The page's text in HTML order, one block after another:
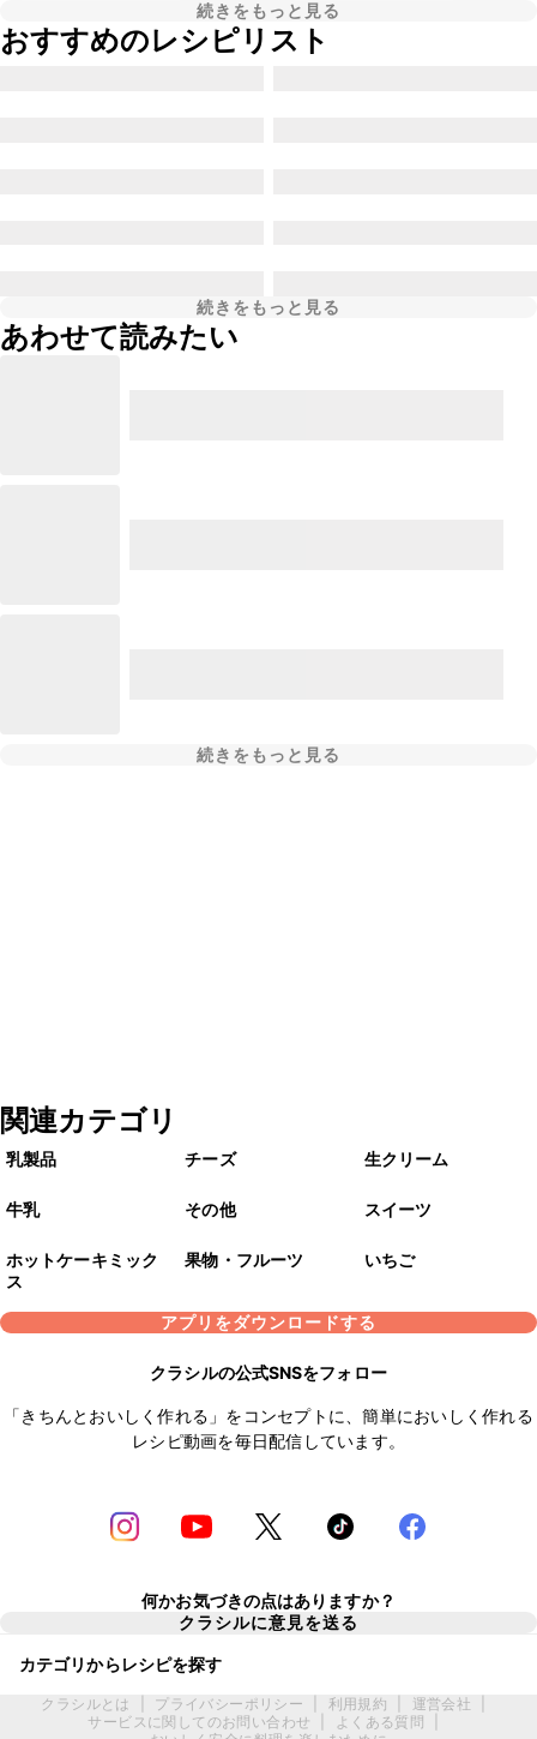
続きをもっと見る
おすすめのレシピリスト
続きをもっと見る
あわせて読みたい
続きをもっと見る
関連カテゴリ
乳製品 チーズ 生クリーム
牛乳 その他 スイーツ
ホットケーキミック
ス
果物・フルーツ いちご
アプリをダウンロードする
クラシルの公式SNSをフォロー
「きちんとおいしく作れる」をコンセプトに、簡単においしく作れる
レシピ動画を毎日配信しています。
何かお気づきの点はありますか？
クラシルに意見を送る
カテゴリからレシピを探す
クラシルとは プライバシーポリシー 利用規約 運営会社
サービスに関してのお問い合わせ
よくある質問